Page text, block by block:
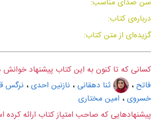
درباره‌ی کتاب:
گزیده‌ای از متن کتاب:
کسانی که تا کنون به این کتاب پیشنهاد خوانش
فاتح، ثنا دهقانی ، نازنین احدی، نرگس
خسروی، امین مختاری
پیشنهادهایی که صاحب امتیاز کتاب ارائه کرده